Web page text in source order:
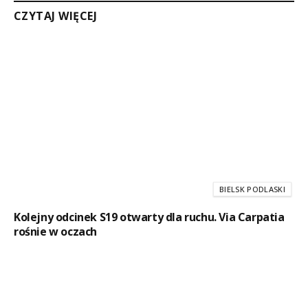
CZYTAJ WIĘCEJ
BIELSK PODLASKI
Kolejny odcinek S19 otwarty dla ruchu. Via Carpatia
rośnie w oczach